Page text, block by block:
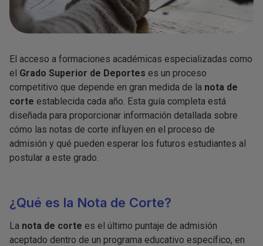
El acceso a formaciones académicas especializadas como
el Grado Superior de Deportes es un proceso
competitivo que depende en gran medida de la nota de
corte establecida cada año. Esta guía completa está
diseñada para proporcionar información detallada sobre
cómo las notas de corte influyen en el proceso de
admisión y qué pueden esperar los futuros estudiantes al
postular a este grado.
¿Qué es la Nota de Corte?
La nota de corte es el último puntaje de admisión
aceptado dentro de un programa educativo específico, en